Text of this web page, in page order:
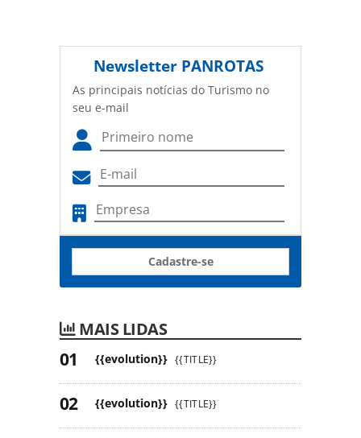
Newsletter PANROTAS
As principais notícias do Turismo no
seu e-mail
Cadastre-se
MAIS LIDAS
{{evolution}} {{TITLE}}
{{evolution}} {{TITLE}}